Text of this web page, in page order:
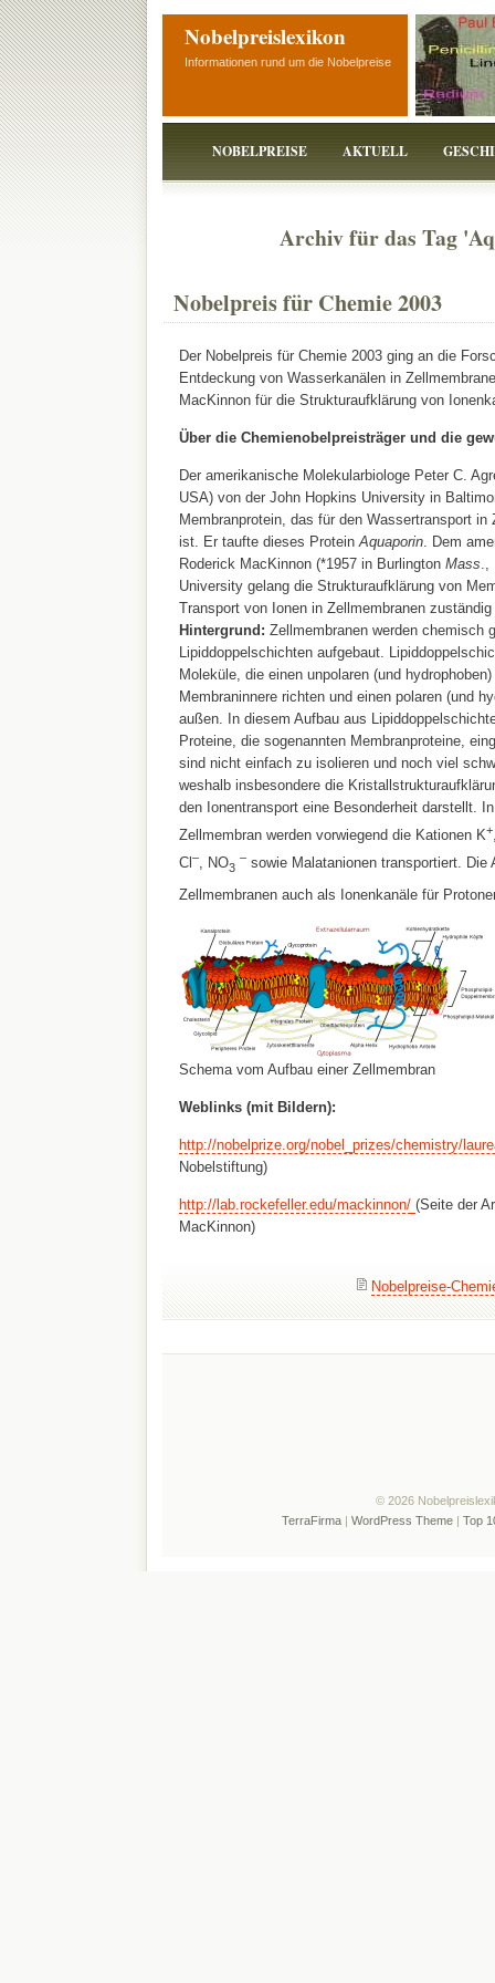
Nobelpreislexikon
Informationen rund um die Nobelpreise
NOBELPREISE AKTUELL
Archiv für das Tag
Nobelpreis für Chemie 2003
Der Nobelpreis für Chemie 2003 ging an die
Entdeckung von Wasserkanälen in
MacKinnon für die Strukturaufklärung von
Über die Chemienobelpreisträger und die
Der amerikanische Molekularbiologe Peter C.
USA) von der John Hopkins University in
Membranprotein, das für den Wassertransport in
ist. Er taufte dieses Protein Aquaporin. Dem
Roderick MacKinnon (*1957 in Burlington Mass
University gelang die Strukturaufklärung von
Transport von Ionen in Zellmembranen
Hintergrund: Zellmembranen werden chemisch
Lipiddoppelschichten aufgebaut.
Moleküle, die einen unpolaren (und
Membraninnere richten und einen polaren (und
außen. In diesem Aufbau aus
Proteine, die sogenannten Membranproteine,
sind nicht einfach zu isolieren und noch viel
weshalb insbesondere die
den Ionentransport eine Besonderheit darstellt.
Zellmembran werden vorwiegend die Kationen K+
Cl –, NO3
–sowie Malatanionen transportiert. Die
Zellmembranen auch als Ionenkanäle für
Schema vom Aufbau einer Zellmembran
Weblinks (mit Bildern):
http://nobelprize.org/nobel_prizes/chemistry/
Nobelstiftung)
http://lab.rockefeller.edu/mackinnon/ (Seite der
MacKinnon)
Nobelpreise-
© 2026
TerraFirma| WordPress Theme| Top